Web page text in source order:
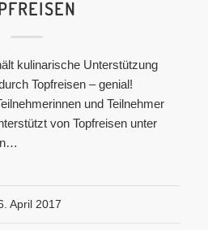
kulinarische Unterstützung
Topfreisen – genial!
und Teilnehmer
von Topfreisen unter
April 2017